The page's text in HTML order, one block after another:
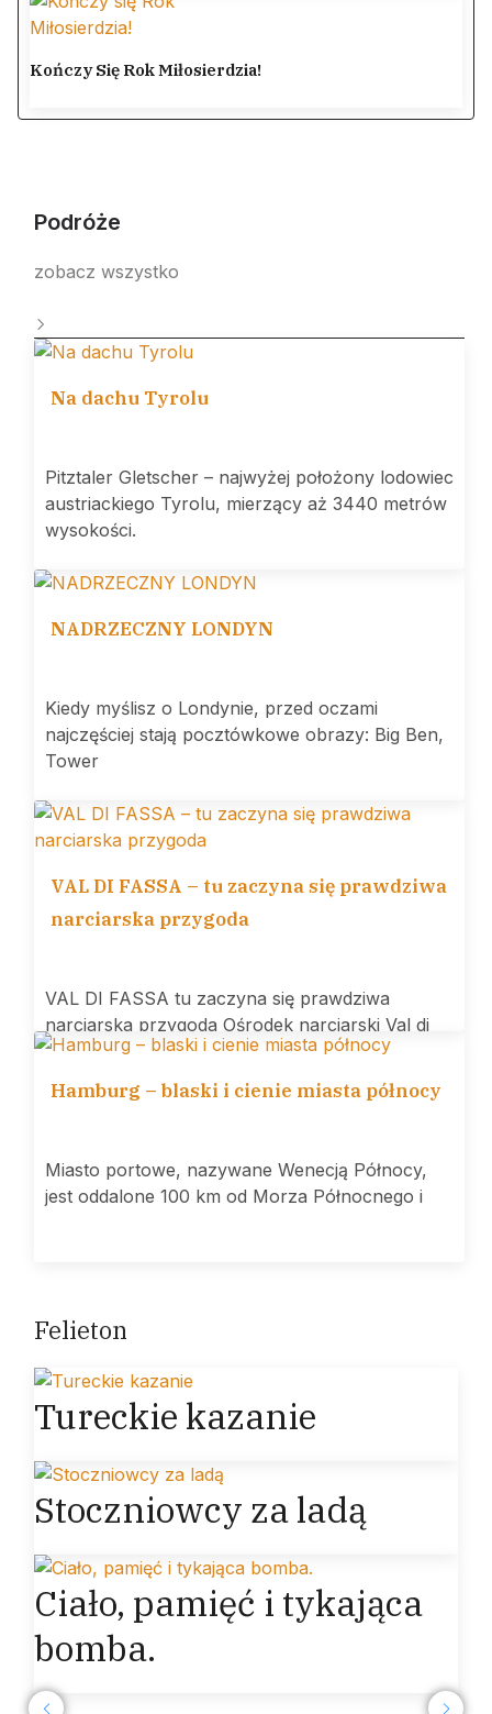
Kończy Się Rok Miłosierdzia!
Podróże
zobacz wszystko
Na dachu Tyrolu
Pitztaler Gletscher – najwyżej położony lodowiec
austriackiego Tyrolu, mierzący aż 3440 metrów
wysokości.
NADRZECZNY LONDYN
Kiedy myślisz o Londynie, przed oczami
najczęściej stają pocztówkowe obrazy: Big Ben,
Tower
VAL DI FASSA – tu zaczyna się prawdziwa
narciarska przygoda
VAL DI FASSA tu zaczyna się prawdziwa
narciarska przygoda Ośrodek narciarski Val di
Hamburg – blaski i cienie miasta północy
Miasto portowe, nazywane Wenecją Północy,
jest oddalone 100 km od Morza Północnego i
Felieton
Tureckie kazanie
Stoczniowcy za ladą
Ciało, pamięć i tykająca
bomba.